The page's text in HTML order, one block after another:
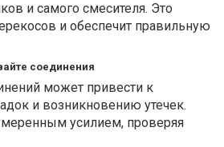
и самого смесителя. Это
и обеспечит правильную
соединения
может привести к
и возникновению утечек.
усилием, проверяя